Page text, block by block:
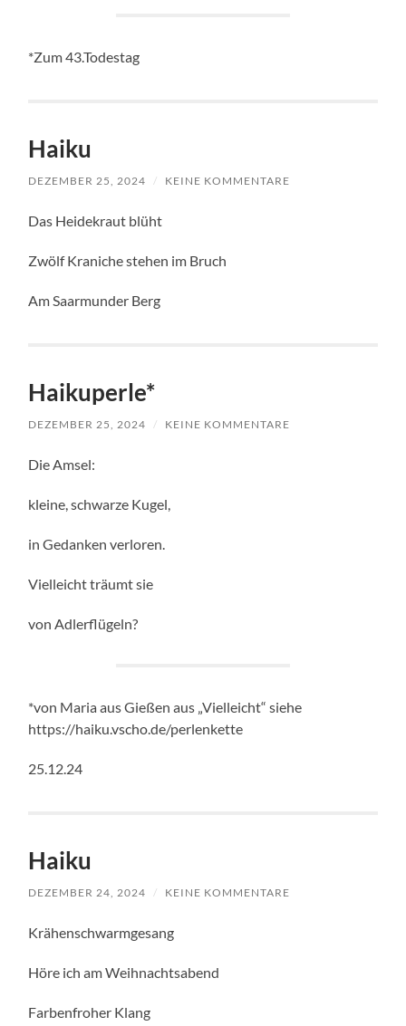
*Zum 43.Todestag
Haiku
DEZEMBER 25, 2024 / KEINE KOMMENTARE
Das Heidekraut blüht
Zwölf Kraniche stehen im Bruch
Am Saarmunder Berg
Haikuperle*
DEZEMBER 25, 2024 / KEINE KOMMENTARE
Die Amsel:
kleine, schwarze Kugel,
in Gedanken verloren.
Vielleicht träumt sie
von Adlerflügeln?
*von Maria aus Gießen aus „Vielleicht“ siehe
https://haiku.vscho.de/perlenkette
25.12.24
Haiku
DEZEMBER 24, 2024 / KEINE KOMMENTARE
Krähenschwarmgesang
Höre ich am Weihnachtsabend
Farbenfroher Klang